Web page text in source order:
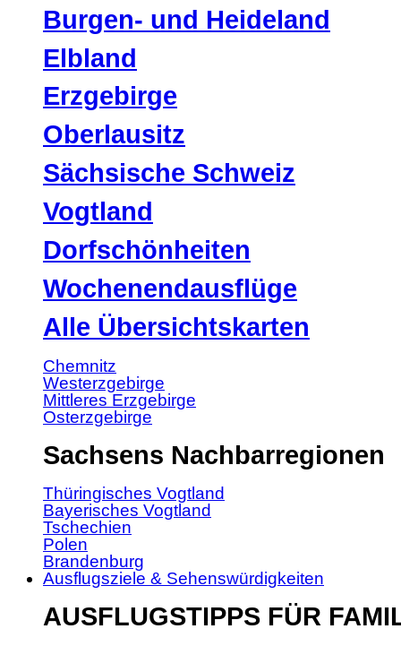
Burgen- und Heideland
Elbland
Erzgebirge
Oberlausitz
Sächsische Schweiz
Vogtland
Dorfschönheiten
Wochenendausflüge
Alle Übersichtskarten
Chemnitz
Westerzgebirge
Mittleres Erzgebirge
Osterzgebirge
Sachsens Nachbarregionen
Thüringisches Vogtland
Bayerisches Vogtland
Tschechien
Polen
Brandenburg
Ausflugsziele & Sehenswürdigkeiten
AUSFLUGSTIPPS FÜR